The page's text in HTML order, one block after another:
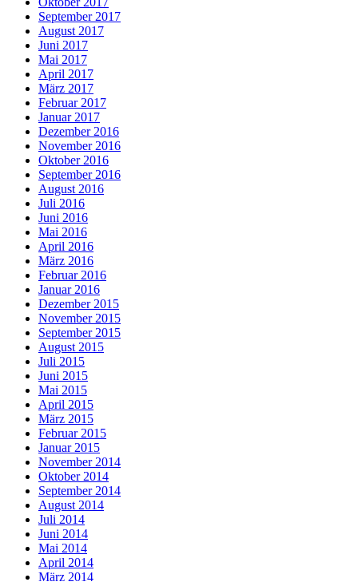
September 2017
August 2017
Juni 2017
Mai 2017
April 2017
März 2017
Februar 2017
Januar 2017
Dezember 2016
November 2016
Oktober 2016
September 2016
August 2016
Juli 2016
Juni 2016
Mai 2016
April 2016
März 2016
Februar 2016
Januar 2016
Dezember 2015
November 2015
September 2015
August 2015
Juli 2015
Juni 2015
Mai 2015
April 2015
März 2015
Februar 2015
Januar 2015
November 2014
Oktober 2014
September 2014
August 2014
Juli 2014
Juni 2014
Mai 2014
April 2014
März 2014